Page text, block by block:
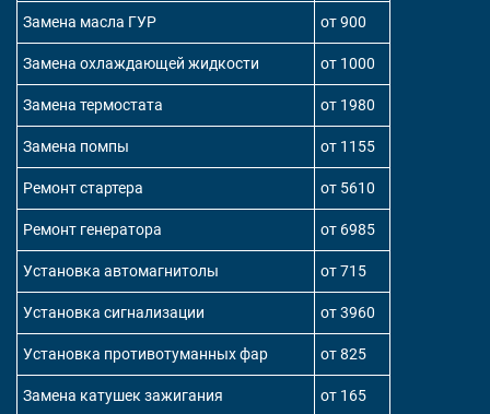
Замена масла ГУР от 900
Замена охлаждающей жидкости от 1000
Замена термостата от 1980
Замена помпы от 1155
Ремонт стартера от 5610
Ремонт генератора от 6985
Установка автомагнитолы от 715
Установка сигнализации от 3960
Установка противотуманных фар от 825
Замена катушек зажигания от 165